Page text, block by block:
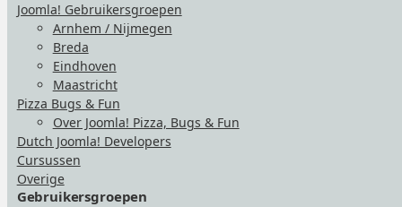
Joomla! Gebruikersgroepen
Arnhem / Nijmegen
Breda
Eindhoven
Maastricht
Pizza Bugs & Fun
Over Joomla! Pizza, Bugs & Fun
Dutch Joomla! Developers
Cursussen
Overige
Gebruikersgroepen